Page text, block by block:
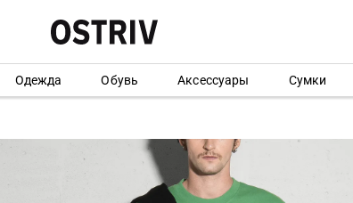
Одежда Обувь Аксессуары Сумки